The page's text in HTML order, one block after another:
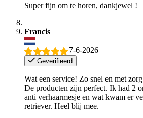
Super fijn om te horen, dankjewel !
Francis
7-6-2026
Geverifieerd
Wat een service! Zo snel en met
De producten zijn perfect. Ik had 2
anti verhaarmesje en wat kwam er
retriever. Heel blij mee.